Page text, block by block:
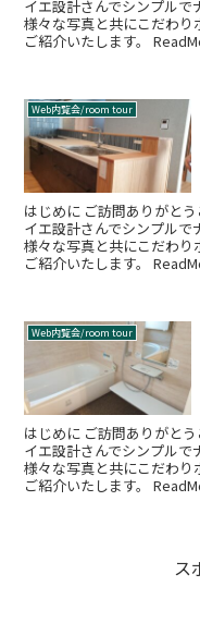
イエ設計さんでシンプルで
様々な写真と共にこだわ
ご紹介いたします。
Web内覧会/room tour
はじめに ご訪問ありがと
イエ設計さんでシンプルで
様々な写真と共にこだわ
ご紹介いたします。
Web内覧会/room tour
はじめに ご訪問ありがと
イエ設計さんでシンプルで
様々な写真と共にこだわ
ご紹介いたします。
ス